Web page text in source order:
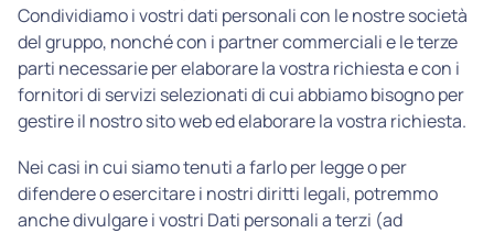
Condividiamo i vostri dati personali con le nostre società
del gruppo, nonché con i partner commerciali e le terze
parti necessarie per elaborare la vostra richiesta e con i
fornitori di servizi selezionati di cui abbiamo bisogno per
gestire il nostro sito web ed elaborare la vostra richiesta.
Nei casi in cui siamo tenuti a farlo per legge o per
difendere o esercitare i nostri diritti legali, potremmo
anche divulgare i vostri Dati personali a terzi (ad